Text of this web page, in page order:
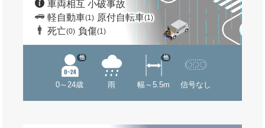
車両相互 小破事故
軽自動車(1) 原付自転車(1)
死亡(0) 負傷(1)
0～24歳
他
雨 幅～5.5m
他
信号なし